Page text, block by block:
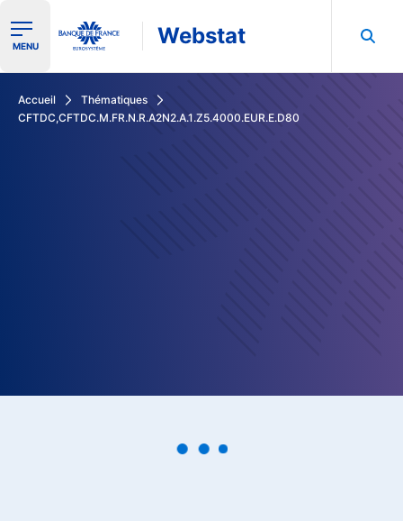
Ouvrir le menu de navigation
MENU Webstat
Accueil
Thématiques
CFTDC,CFTDC.M.FR.N.R.A2N2.A.1.Z5.4000.EUR.E.D80